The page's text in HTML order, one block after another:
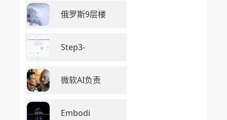
俄罗斯9层楼
Step3-
微软AI负责
Embodi